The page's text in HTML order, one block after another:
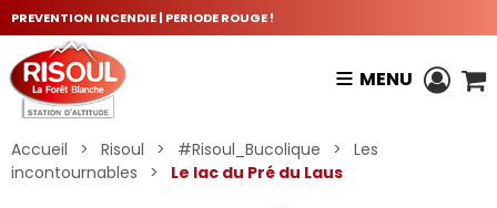
PREVENTION INCENDIE | PERIODE ROUGE !
MENU
Accueil > Risoul > #Risoul_Bucolique >
Les
incontournables
> Le lac du Pré du Laus